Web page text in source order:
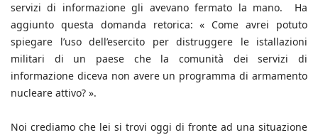
servizi di informazione gli avevano fermato la mano. Ha
aggiunto questa domanda retorica: « Come avrei potuto
spiegare l’uso dell’esercito per distruggere le istallazioni
militari di un paese che la comunità dei servizi di
informazione diceva non avere un programma di armamento
nucleare attivo? ».
Noi crediamo che lei si trovi oggi di fronte ad una situazione